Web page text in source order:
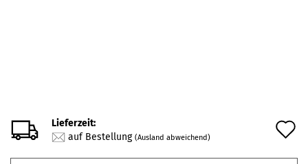
Lieferzeit:
auf Bestellung (Ausland abweichend)